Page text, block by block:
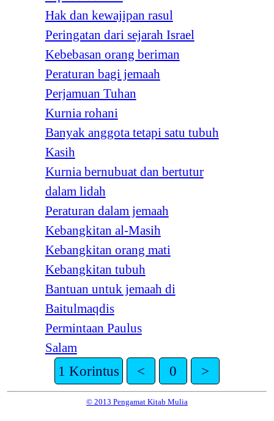
Hak dan kewajipan rasul
Peringatan dari sejarah Israel
Kebebasan orang beriman
Peraturan bagi jemaah
Perjamuan Tuhan
Kurnia rohani
Banyak anggota tetapi satu tubuh
Kasih
Kurnia bernubuat dan bertutur
dalam lidah
Peraturan dalam jemaah
Kebangkitan al-Masih
Kebangkitan orang mati
Kebangkitan tubuh
Bantuan untuk jemaah di
Baitulmaqdis
Permintaan Paulus
Salam
1 Korintus < 0 >
© 2013 Pengamat Kitab Mulia